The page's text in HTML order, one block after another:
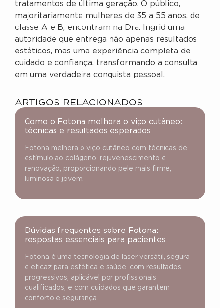
tratamentos de última geração. O público,
majoritariamente mulheres de 35 a 55 anos, de
classe A e B, encontram na Dra. Ingrid uma
autoridade que entrega não apenas resultados
estéticos, mas uma experiência completa de
cuidado e confiança, transformando a consulta
em uma verdadeira conquista pessoal.
ARTIGOS RELACIONADOS
Como o Fotona melhora o viço cutâneo:
técnicas e resultados esperados
Fotona melhora o viço cutâneo com técnicas de
estímulo ao colágeno, rejuvenescimento e
renovação, proporcionando pele mais firme,
luminosa e jovem.
Dúvidas frequentes sobre Fotona:
respostas essenciais para pacientes
Fotona é uma tecnologia de laser versátil, segura
e eficaz para estética e saúde, com resultados
progressivos, aplicável por profissionais
qualificados, e com cuidados que garantem
conforto e segurança.